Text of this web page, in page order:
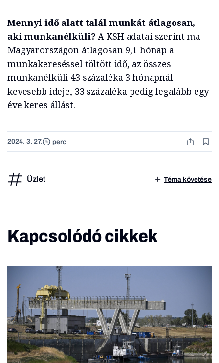
Mennyi idő alatt talál munkát átlagosan,
aki munkanélküli? A KSH adatai szerint ma
Magyarországon átlagosan 9,1 hónap a
munkakereséssel töltött idő, az összes
munkanélküli 43 százaléka 3 hónapnál
kevesebb ideje, 33 százaléka pedig legalább egy
éve keres állást.
2024. 3. 27. perc
Üzlet Téma követése
Kapcsolódó cikkek